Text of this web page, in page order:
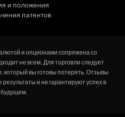
и положения
патентов
и опционами сопряжена со
не всем. Для торговли следует
который вы готовы потерять. Отзывы
и не гарантируют успех в
будущем.